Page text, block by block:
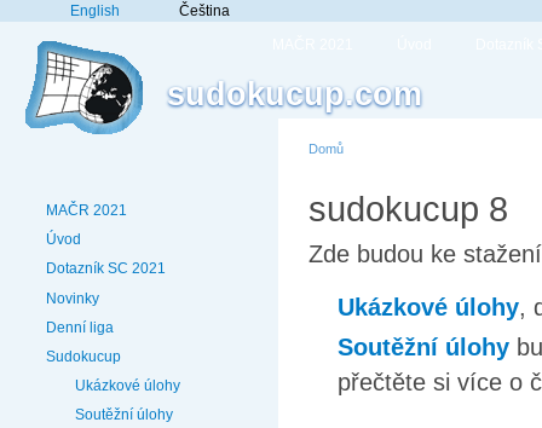
English Čeština
sudokucup.com
MAČR 2021
Úvod
Dotazník SC 2021
Novinky
Denní liga
Sudokucup
Ukázkové úlohy
Soutěžní úlohy
Domů
sudokucup 8
Zde budou ke
Ukázkové úlohy,
Soutěžní úlohy
přečtěte si více o